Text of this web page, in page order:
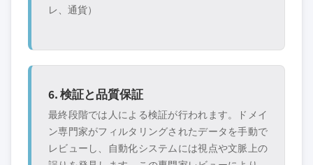
レ、通貨）
6. 検証と品質保証
最終段階では人による検証が行われます。ドメイ
ン専門家がフィルタリングされたデータを手動で
レビューし、自動化システムには視点や文脈上の